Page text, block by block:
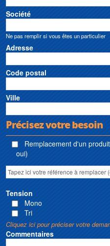
Société
Ne pas remplir si vous êtes un particulier
Adresse
Code postal
Ville
Précisez votre besoin
Remplacement d'un
oui)
Tension
Mono
Tri
Cliquez ici pour préciser votre
Commentaires